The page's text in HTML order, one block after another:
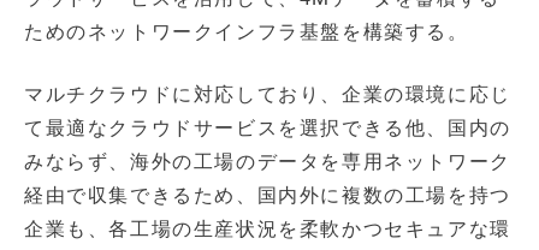
ためのネットワークインフラ基盤を構築する。
マルチクラウドに対応しており、企業の環境に応じ
て最適なクラウドサービスを選択できる他、国内の
みならず、海外の工場のデータを専用ネットワーク
経由で収集できるため、国内外に複数の工場を持つ
企業も、各工場の生産状況を柔軟かつセキュアな環